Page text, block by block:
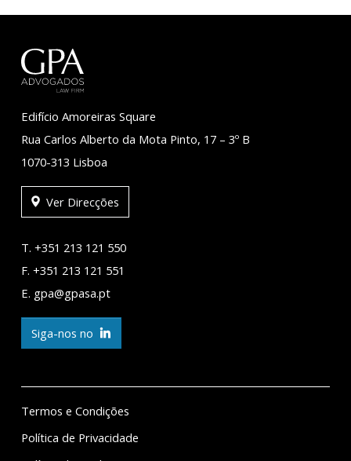
Edifício Amoreiras Square
Rua Carlos Alberto da Mota Pinto, 17 – 3º B
1070-313 Lisboa
Ver Direcções
T. +351 213 121 550
F. +351 213 121 551
E. gpa@gpasa.pt
Siga-nos no
Termos e Condições
Política de Privacidade